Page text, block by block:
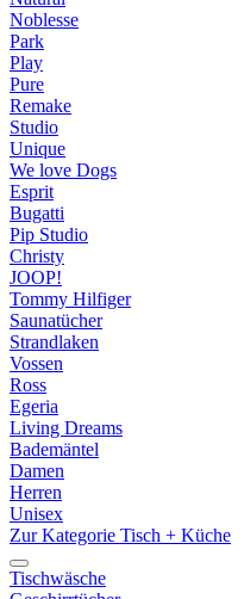
Noblesse
Park
Play
Pure
Remake
Studio
Unique
We love Dogs
Esprit
Bugatti
Pip Studio
Christy
JOOP!
Tommy Hilfiger
Saunatücher
Strandlaken
Vossen
Ross
Egeria
Living Dreams
Bademäntel
Damen
Herren
Unisex
Zur Kategorie Tisch + Küche
Tischwäsche